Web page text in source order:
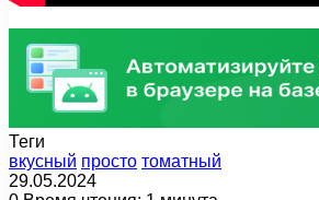
Теги
вкусный просто томатный
29.05.2024